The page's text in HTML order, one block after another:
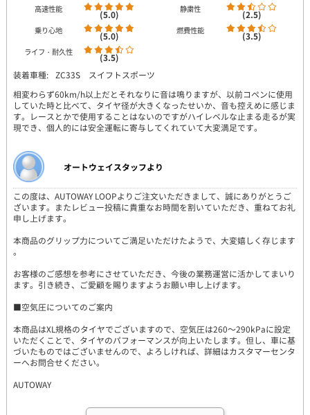
高速性能 (5.0) 静粛性 (2.5)
乗り心地 (5.0) 燃費性能 (3.5)
ライフ・耐久性
(3.5)
装着車種: ZC33S スイフトスポーツ
相変わらず60km/h以上だとそれなりに音は鳴りますが、以前コペンに使用
していた時と比べて、タイヤ径が大きくなったせいか、音も控えめに感じま
す。レースとかで使用することはないのですがハイレベルな止まる走るが実
現でき、個人的には安全運転に寄与してくれていて大変満足です。
オートウェイスタッフより
この度は、AUTOWAY LOOPよりご注文いただきまして、誠にありがとうご
ざいます。またレビュー投稿に貴重なお時間を割いていただき、重ねてお礼
申し上げます。
本商品のグリップ力についてご満足いただけたようで、大変嬉しく存じます
。
お客様のご感想を参考にさせていただき、今後の業務運営に活かしてまいり
ます。引き続き、ご愛顧を賜りますようお願い申し上げます。
■空気圧についてのご案内
本商品はXL規格のタイヤでございますので、空気圧は260～290kPaに設定
いただくことで、タイヤのパフォーマンスが向上いたします。但し、車に基
づいたものではございませんので、よろしければ、詳細はカスタマーセンタ
ーへお問合せください。
AUTOWAY